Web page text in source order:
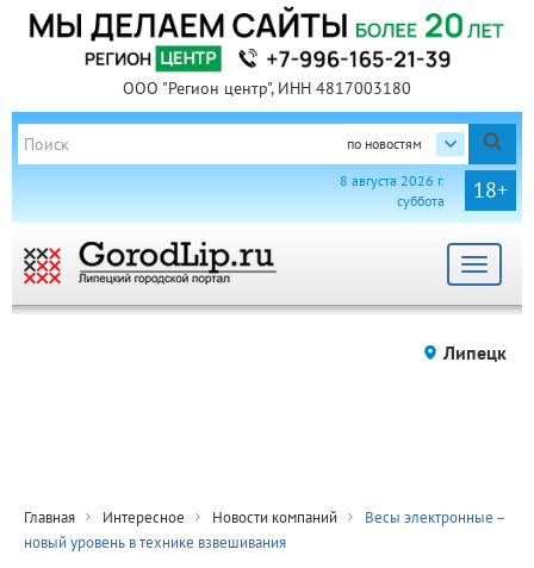
ООО "Регион центр", ИНН 4817003180
по новостям
18+
8 августа 2026 г.
суббота
Toggle
Липецк
Главная Интересное Новости компаний
Весы электронные –
новый уровень в технике взвешивания